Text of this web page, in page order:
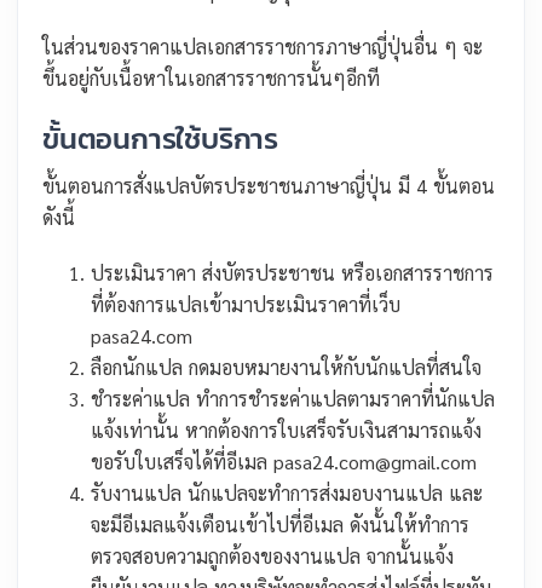
ในส่วนของราคาแปลเอกสารราชการภาษาญี่ปุ่นอื่น ๆ จะ
ขึ้นอยู่กับเนื้อหาในเอกสารราชการนั้นๆอีกที
ขั้นตอนการใช้บริการ
ขั้นตอนการสั่งแปลบัตรประชาชนภาษาญี่ปุ่น มี 4 ขั้นตอน
ดังนี้
ประเมินราคา ส่งบัตรประชาชน หรือเอกสารราชการ
ที่ต้องการแปลเข้ามาประเมินราคาที่เว็บ
pasa24.com
ลือกนักแปล กดมอบหมายงานให้กับนักแปลที่สนใจ
ชำระค่าแปล ทำการชำระค่าแปลตามราคาที่นักแปล
แจ้งเท่านั้น หากต้องการใบเสร็จรับเงินสามารถแจ้ง
ขอรับใบเสร็จได้ที่อีเมล pasa24.com@gmail.com
รับงานแปล นักแปลจะทำการส่งมอบงานแปล และ
จะมีอีเมลแจ้งเตือนเข้าไปที่อีเมล ดังนั้นให้ทำการ
ตรวจสอบความถูกต้องของงานแปล จากนั้นแจ้ง